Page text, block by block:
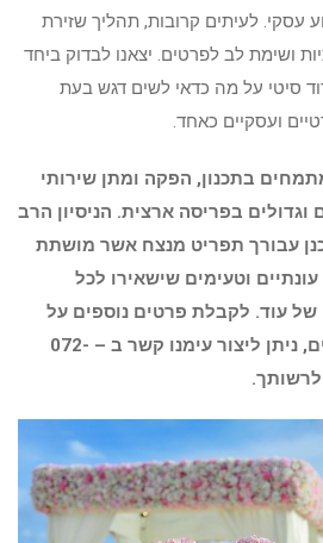
עסקי. לעיתים קרובות, תהליך שזירת
ושימת לב לפרטים. יצאנו לבדוק ביחד
סיטי על מה כדאי לשים דגש בעת
ועסקיים כאחד.
בתכנון, הפקה ומתן שירותי
וגדולים בפריסה ארצית. הניסיון הרב
עבורך תפריט מנצח אשר מושתת
וטעימים שישאירו לכל
עוד. לקבלת פרטים נוספים על
שירותי קייטרינג לאירועים, ניתן ליצור עימנו קשר ב – 072-